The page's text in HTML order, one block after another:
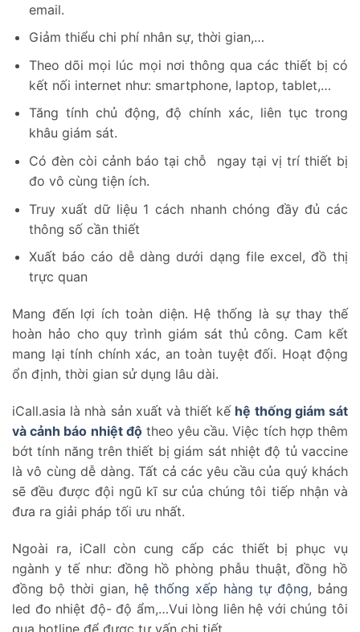
email.
Giảm thiểu chi phí nhân sự, thời gian,…
Theo dõi mọi lúc mọi nơi thông qua các thiết bị có
kết nối internet như: smartphone, laptop, tablet,…
Tăng tính chủ động, độ chính xác, liên tục trong
khâu giám sát.
Có đèn còi cảnh báo tại chỗ ngay tại vị trí thiết bị
đo vô cùng tiện ích.
Truy xuất dữ liệu 1 cách nhanh chóng đầy đủ các
thông số cần thiết
Xuất báo cáo dễ dàng dưới dạng file excel, đồ thị
trực quan
Mang đến lợi ích toàn diện. Hệ thống là sự thay thế
hoàn hảo cho quy trình giám sát thủ công. Cam kết
mang lại tính chính xác, an toàn tuyệt đối. Hoạt động
ổn định, thời gian sử dụng lâu dài.
iCall.asia là nhà sản xuất và thiết kế hệ thống giám sát
và cảnh báo nhiệt độtheo yêu cầu. Việc tích hợp thêm
bớt tính năng trên thiết bị giám sát nhiệt độ tủ vaccine
là vô cùng dễ dàng. Tất cả các yêu cầu của quý khách
sẽ đều được đội ngũ kĩ sư của chúng tôi tiếp nhận và
đưa ra giải pháp tối ưu nhất.
Ngoài ra, iCall còn cung cấp các thiết bị phục vụ
ngành y tế như: đồng hồ phòng phẫu thuật, đồng hồ
đồng bộ thời gian, hệ thống xếp hàng tự động, bảng
led đo nhiệt độ- độ ẩm,…Vui lòng liên hệ với chúng tôi
qua hotline để được tư vấn chi tiết.